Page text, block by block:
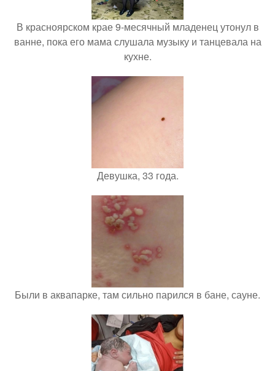
В красноярском крае 9-месячный младенец утонул в
ванне, пока его мама слушала музыку и танцевала на
кухне.
Девушка, 33 года.
Были в аквапарке, там сильно парился в бане, сауне.